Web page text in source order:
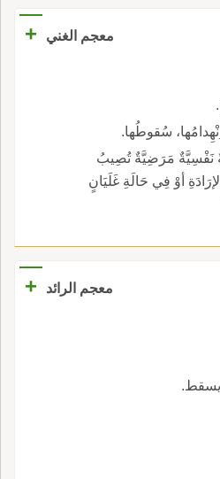
معجم الغني
+
سُقوطُها.
نَفْسِيَّةٌ مَرَضِيَّةٌ تُصِيبُ
أوْ فِي حَالَةِ غَلَيَانٍ
معجم الرائد +
يسقط.